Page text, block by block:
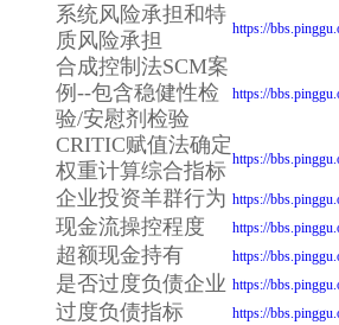
系统风险承担和特
质风险承担
https://
合成控制法SCM案
例--包含稳健性检
验/安慰剂检验
https://
CRITIC赋值法确定
权重计算综合指标 https://
企业投资羊群行为 https://
现金流操控程度 https://
超额现金持有 https://
是否过度负债企业 https://
过度负债指标 https://